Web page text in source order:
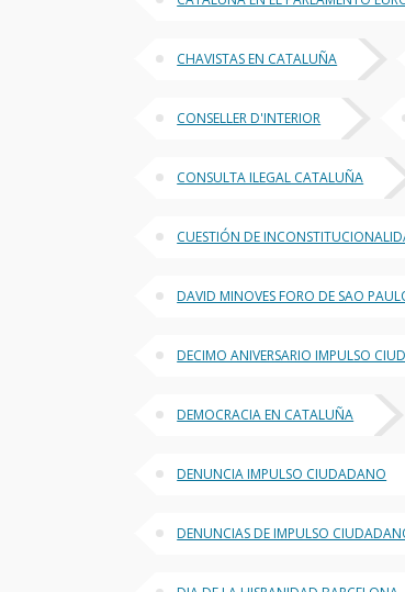
CHAVISTAS EN CATALUÑA
CONSELLER D'INTERIOR
CONSULTA ILEGAL CATALUÑA
CUESTIÓN DE
DAVID MINOVES FORO DE SAO
DECIMO ANIVERSARIO IMPULSO
DEMOCRACIA EN CATALUÑA
DENUNCIA IMPULSO CIUDADANO
DENUNCIAS DE IMPULSO